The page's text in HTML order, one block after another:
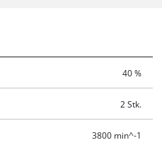
40 %
2 Stk.
3800 min^-1